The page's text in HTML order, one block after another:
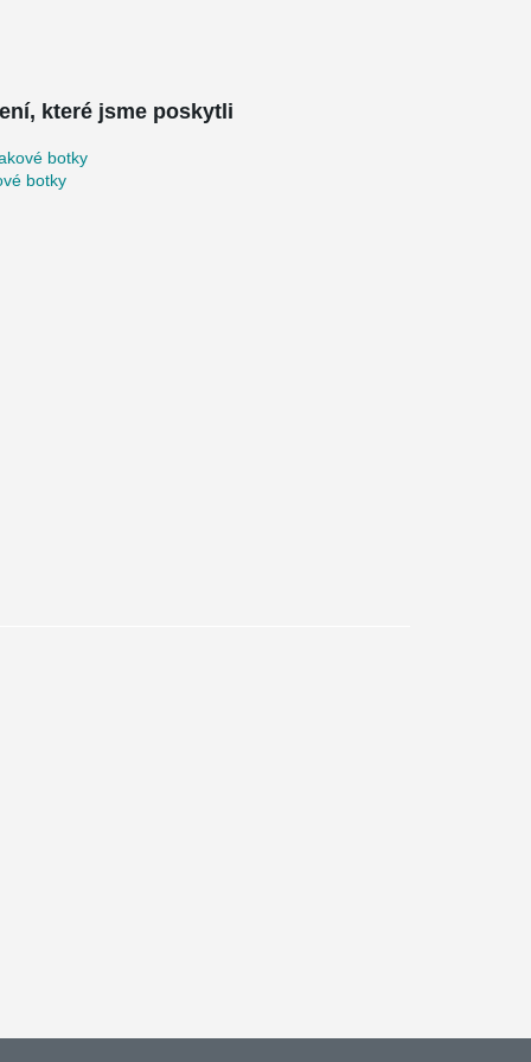
které jsme poskytli
botky
botky